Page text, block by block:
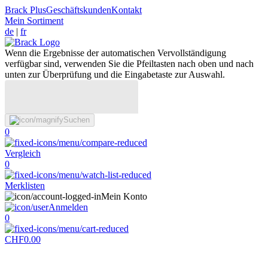
Brack PlusGeschäftskundenKontakt
Mein Sortiment
de | fr
Wenn die Ergebnisse der automatischen Vervollständigung
verfügbar sind, verwenden Sie die Pfeiltasten nach oben und nach
unten zur Überprüfung und die Eingabetaste zur Auswahl.
Suchen
0
Vergleich
0
Merklisten
Mein Konto
Anmelden
0
CHF0.00